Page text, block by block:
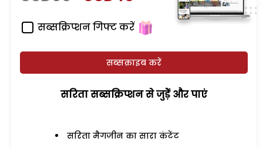
सब्सक्रिप्शन गिफ्ट करें
सब्सक्राइब करें
सरिता सब्सक्रिप्शन से जुड़ेें और पाएं
सरिता मैगजीन का सारा कंटेंट